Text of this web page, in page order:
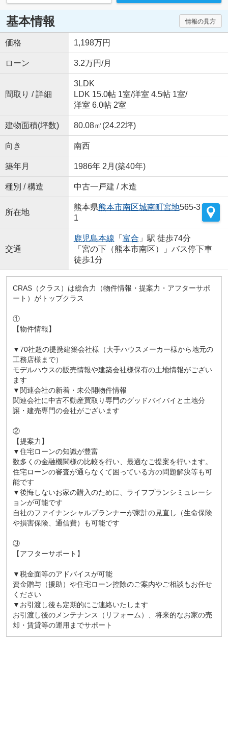
基本情報 情報の見方
価格 1,198万円
ローン 3.2万円/月
間取り / 詳細
3LDK
LDK 15.0帖 1室/洋室 4.5帖 1室/
洋室 6.0帖 2室
建物面積(坪数) 80.08㎡(24.22坪)
向き 南西
築年月 1986年 2月(築40年)
種別 / 構造 中古一戸建 / 木造
所在地
熊本県熊本市南区城南町宮地565-3
1
交通
鹿児島本線 「 富合 」駅 徒歩74分
「宮の下（熊本市南区）」バス停下車
徒歩1分
CRAS（クラス）は総合力（物件情報・提案力・アフターサポ
ート）がトップクラス
①
【物件情報】
▼70社超の提携建築会社様（大手ハウスメーカー様から地元の
工務店様まで）
モデルハウスの販売情報や建築会社様保有の土地情報がござい
ます
▼関連会社の新着・未公開物件情報
関連会社に中古不動産買取り専門のグッドバイバイと土地分
譲・建売専門の会社がございます
②
【提案力】
▼住宅ローンの知識が豊富
数多くの金融機関様の比較を行い、最適なご提案を行います。
住宅ローンの審査が通らなくて困っている方の問題解決等も可
能です
▼後悔しないお家の購入のために、ライフプランシミュレーシ
ョンが可能です
自社のファイナンシャルプランナーが家計の見直し（生命保険
や損害保険、通信費）も可能です
③
【アフターサポート】
▼税金面等のアドバイスが可能
資金贈与（援助）や住宅ローン控除のご案内やご相談もお任せ
ください
▼お引渡し後も定期的にご連絡いたします
お引渡し後のメンテナンス（リフォーム）、将来的なお家の売
却・賃貸等の運用までサポート